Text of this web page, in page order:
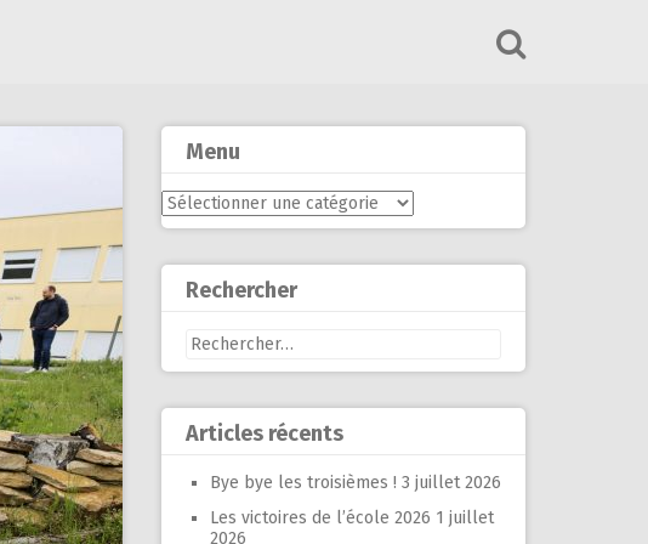
Menu
Menu
Rechercher
Rechercher :
Articles récents
Bye bye les troisièmes ! 3 juillet 2026
Les victoires de l’école 2026 1 juillet
2026